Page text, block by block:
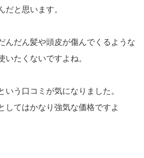
だと思います。
んだん髪や頭皮が傷んでくるような
いたくないですよね。
いう口コミが気になりました。
してはかなり強気な価格ですよ